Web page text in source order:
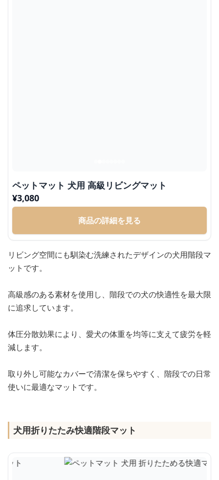
ペットマット 犬用 高級リビングマット
¥3,080
商品の詳細を見る
リビング空間にも馴染む洗練されたデザインの犬用階段マ
ットです。
高級感のある素材を使用し、階段での犬の快適性を最大限
に追求しています。
体圧分散効果により、愛犬の体重を均等に支えて疲労を軽
減します。
取り外し可能なカバーで清潔を保ちやすく、階段での日常
使いに最適なマットです。
犬用折りたたみ快適階段マット